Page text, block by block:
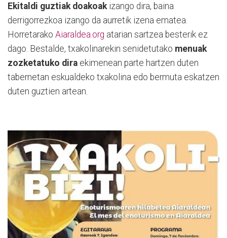
Ekitaldi guztiak doakoak izango dira, baina
derrigorrezkoa izango da aurretik izena ematea.
Horretarako Aiaraldea.org atarian sartzea besterik ez
dago. Bestalde, txakolinarekin senidetutako menuak
zozketatuko dira ekimenean parte hartzen duten
tabernetan eskualdeko txakolina edo bermuta eskatzen
duten guztien artean.